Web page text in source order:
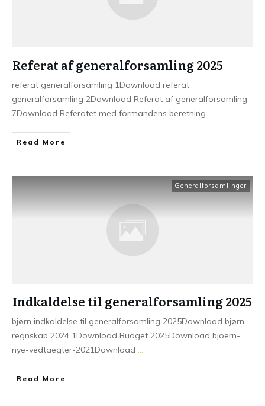
Referat af generalforsamling 2025
referat generalforsamling 1Download referat
generalforsamling 2Download Referat af generalforsamling
7Download Referatet med formandens beretning ...
Read More
Generalforsamlinger
Indkaldelse til generalforsamling 2025
bjørn indkaldelse til generalforsamling 2025Download bjørn
regnskab 2024 1Download Budget 2025Download bjoern-
nye-vedtaegter-2021Download ...
Read More